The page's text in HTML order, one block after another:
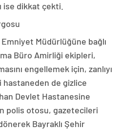
ise dikkat çekti.
Müdürlüğüne bağlı
Büro Amirliği ekipleri,
engellemek için, zanlıyı
hastaneden de gizlice
Devlet Hastanesine
polis otosu, gazetecileri
Bayraklı Şehir